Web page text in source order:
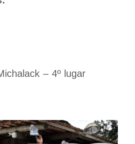
– 4º lugar